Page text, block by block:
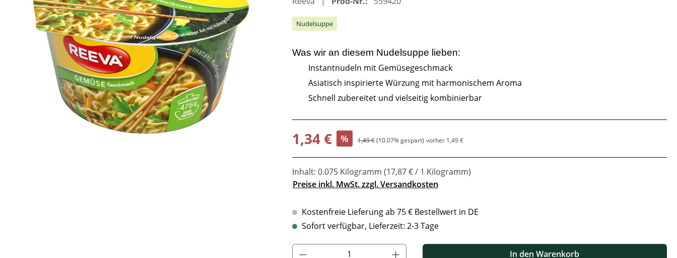
Nudelsuppe
Was wir an diesem Nudelsuppe lieben:
Instantnudeln mit Gemüsegeschmack
Asiatisch inspirierte Würzung mit harmonischem Aroma
Schnell zubereitet und vielseitig kombinierbar
Verkaufspreis:
1,34 € % Regulärer Preis:
1,49 €(10.07% gespart) vorher 1,49 €
Inhalt: 0.075 Kilogramm (17,87 € / 1 Kilogramm)
Preise inkl. MwSt. zzgl. Versandkosten
Kostenfreie Lieferung ab 75 € Bestellwert in DE
Sofort verfügbar, Lieferzeit: 2-3 Tage
Produkt Anzahl: Gib den gewünschten Wert ein oder benutze die Schaltflächen um die Anzahl zu erhöhen oder
In den Warenkorb